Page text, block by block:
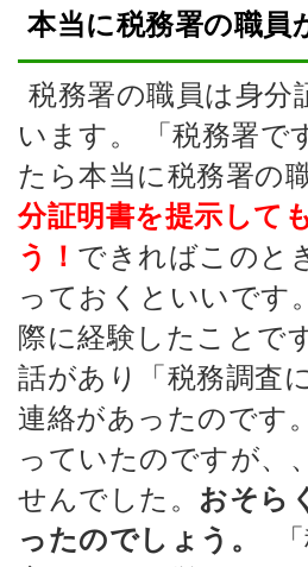
本当に税務署の職員
税務署の職員は身分
います。
「税務署
たら本当に税務署の
分証明書を提示して
う！ できればこのと
っておくといいです。
際に経験したことで
話があり「税務調査
連絡があったのです
っていたのですが、
せんでした。 おそら
ったのでしょう。